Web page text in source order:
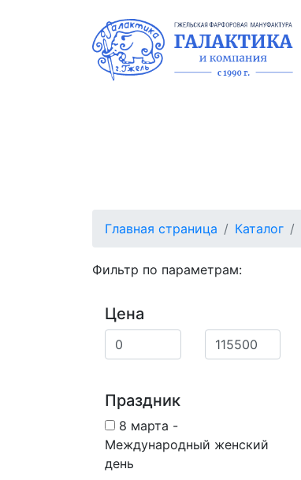
Главная страница Каталог
Фильтр по параметрам:
Цена
Праздник
8 марта -
Международный женский
день